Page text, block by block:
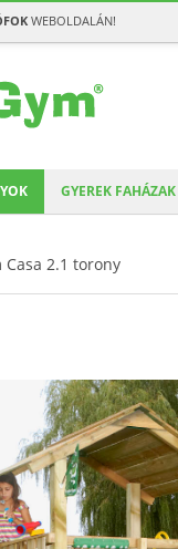
WEBOLDALÁN!
GYEREK FAHÁZAK
Casa 2.1 torony